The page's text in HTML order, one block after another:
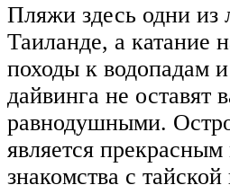
Пляжи здесь одни из
Таиланде, а катание
походы к водопадам
дайвинга не оставят
равнодушными.
является
знакомства с